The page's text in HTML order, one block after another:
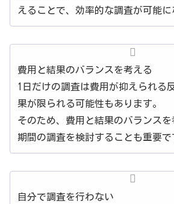
えることで、効率的な調査が可能に
費用と結果のバランスを考える
1日だけの調査は費用が抑えられる
果が限られる可能性もあります。
そのため、費用と結果のバランス
期間の調査を検討することも重要で
自分で調査を行わない